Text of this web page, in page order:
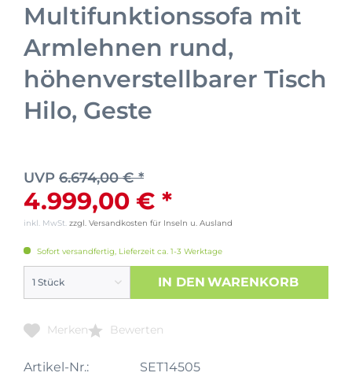
Multifunktionssofa mit
Armlehnen rund,
höhenverstellbarer Tisch
Hilo, Geste
UVP 6.674,00 € *
4.999,00 € *
inkl. MwSt. zzgl. Versandkosten für Inseln u. Ausland
Sofort versandfertig, Lieferzeit ca. 1-3 Werktage
IN DEN WARENKORB
Merken Bewerten
Artikel-Nr.:
SET14505